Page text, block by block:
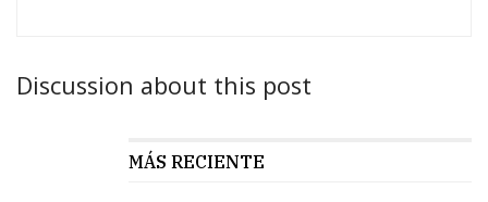
Discussion about this post
MÁS RECIENTE